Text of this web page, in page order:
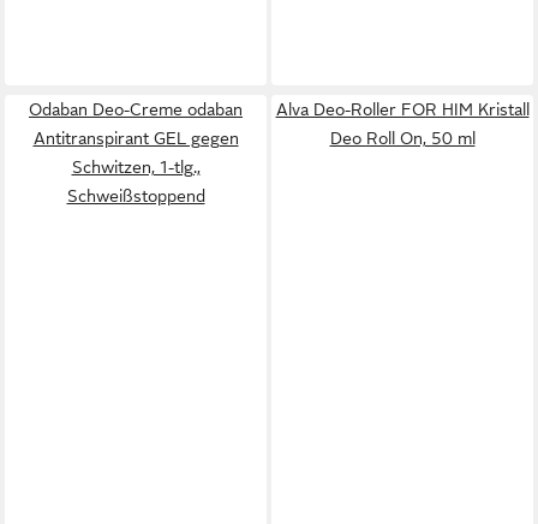
Odaban Deo-Creme odaban
Antitranspirant GEL gegen
Schwitzen, 1-tlg.,
Schweißstoppend
Alva Deo-Roller FOR HIM Kristall
Deo Roll On, 50 ml